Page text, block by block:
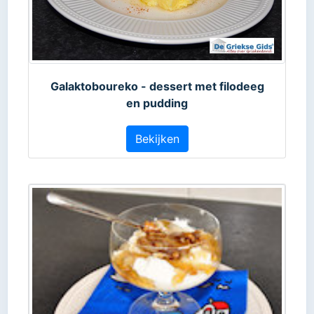
Galaktoboureko - dessert met filodeeg
en pudding
Bekijken